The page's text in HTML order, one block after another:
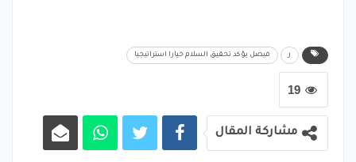
ر فيصل يؤكد تحقيق السلام خيارا استراتيجيا
19
مشاركة المقال